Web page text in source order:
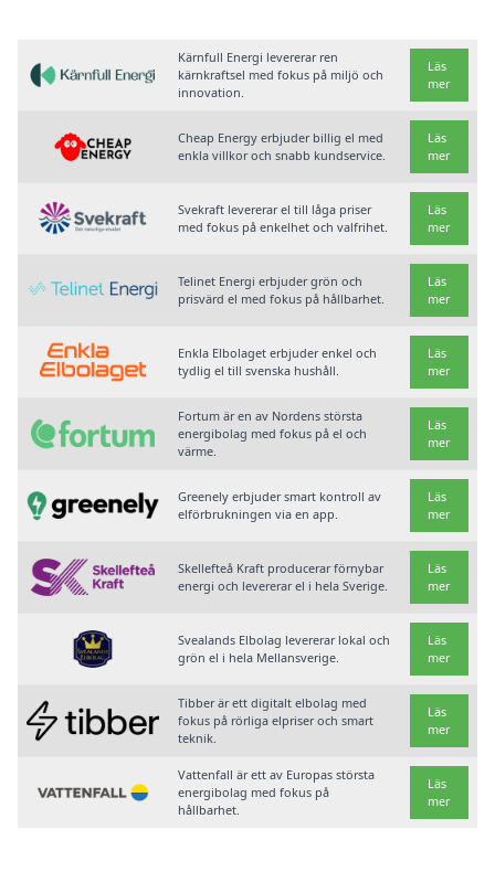
Kärnfull Energi levererar ren
kärnkraftsel med fokus på miljö och
innovation.
Läs
mer
Cheap Energy erbjuder billig el med
enkla villkor och snabb kundservice.
Läs
mer
Svekraft levererar el till låga priser
med fokus på enkelhet och valfrihet.
Läs
mer
Telinet Energi erbjuder grön och
prisvärd el med fokus på hållbarhet.
Läs
mer
Enkla Elbolaget erbjuder enkel och
tydlig el till svenska hushåll.
Läs
mer
Fortum är en av Nordens största
energibolag med fokus på el och
värme.
Läs
mer
Greenely erbjuder smart kontroll av
elförbrukningen via en app.
Läs
mer
Skellefteå Kraft producerar förnybar
energi och levererar el i hela Sverige.
Läs
mer
Svealands Elbolag levererar lokal och
grön el i hela Mellansverige.
Läs
mer
Tibber är ett digitalt elbolag med
fokus på rörliga elpriser och smart
teknik.
Läs
mer
Vattenfall är ett av Europas största
energibolag med fokus på
hållbarhet.
Läs
mer